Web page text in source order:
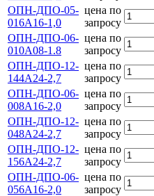
ОПН-ДПО-05-
016А16-1,0
цена по
запросу
ОПН-ДПО-06-
010А08-1.8
цена по
запросу
ОПН-ДПО-12-
144А24-2,7
цена по
запросу
ОПН-ДПО-06-
008А16-2,0
цена по
запросу
ОПН-ДПО-12-
048А24-2,7
цена по
запросу
ОПН-ДПО-12-
156А24-2,7
цена по
запросу
ОПН-ДПО-06-
056А16-2,0
цена по
запросу